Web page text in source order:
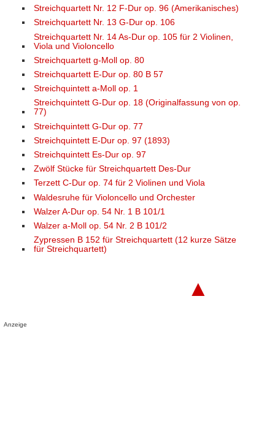
Streichquartett Nr. 12 F-Dur op. 96 (Amerikanisches)
Streichquartett Nr. 13 G-Dur op. 106
Streichquartett Nr. 14 As-Dur op. 105 für 2 Violinen,
Viola und Violoncello
Streichquartett g-Moll op. 80
Streichquartett E-Dur op. 80 B 57
Streichquintett a-Moll op. 1
Streichquintett G-Dur op. 18 (Originalfassung von op.
77)
Streichquintett G-Dur op. 77
Streichquintett E-Dur op. 97 (1893)
Streichquintett Es-Dur op. 97
Zwölf Stücke für Streichquartett Des-Dur
Terzett C-Dur op. 74 für 2 Violinen und Viola
Waldesruhe für Violoncello und Orchester
Walzer A-Dur op. 54 Nr. 1 B 101/1
Walzer a-Moll op. 54 Nr. 2 B 101/2
Zypressen B 152 für Streichquartett (12 kurze Sätze
für Streichquartett)
▲
Anzeige